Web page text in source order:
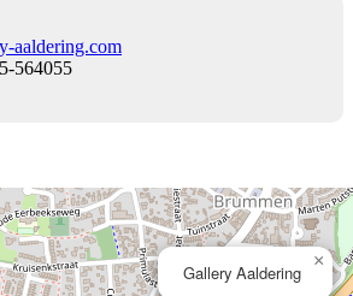
aaldering.com
564055
Gallery Aaldering
×